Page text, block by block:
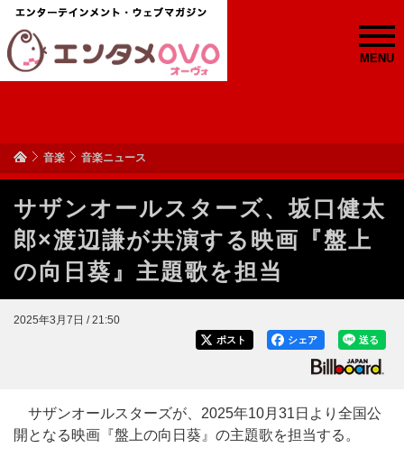
MENU
音楽 音楽ニュース
サザンオールスターズ、坂口健太
郎×渡辺謙が共演する映画『盤上
の向日葵』主題歌を担当
2025年3月7日 / 21:50
送る
シェア
ポスト
サザンオールスターズが、2025年10月31日より全国公
開となる映画『盤上の向日葵』の主題歌を担当する。